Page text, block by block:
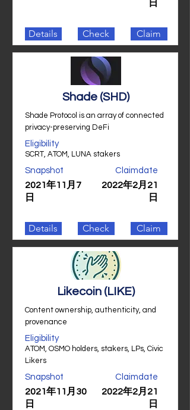
日
Details Check Claim
Shade (SHD)
Shade Protocol is an array of connected
privacy-preserving DeFi
Eligibility
SCRT, ATOM, LUNA stakers
Snapshot
2021年11月7
日
Claimdate
2022年2月21
日
Details Check Claim
Likecoin (LIKE)
Content ownership, authenticity, and
provenance
Eligibility
ATOM, OSMO holders, stakers, LPs, Civic
Likers
Snapshot
2021年11月30
日
Claimdate
2022年2月21
日